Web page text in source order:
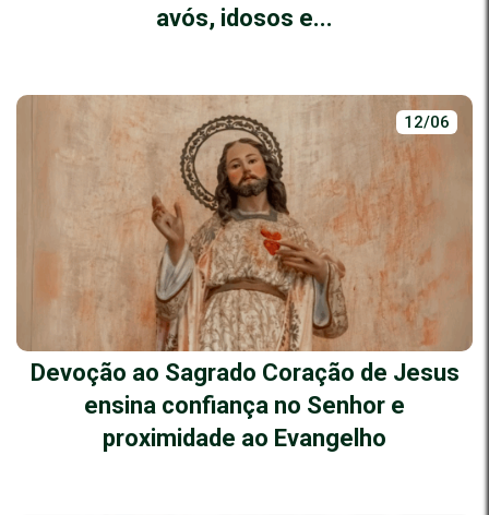
avós, idosos e...
12/06
Devoção ao Sagrado Coração de Jesus
ensina confiança no Senhor e
proximidade ao Evangelho